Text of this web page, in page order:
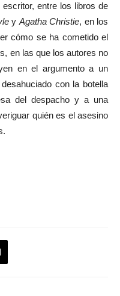
entre los libros de
y Agatha Christie, en los
cómo se ha cometido el
en las que los autores no
en el argumento a un
con la botella
del despacho y a una
quién es el asesino